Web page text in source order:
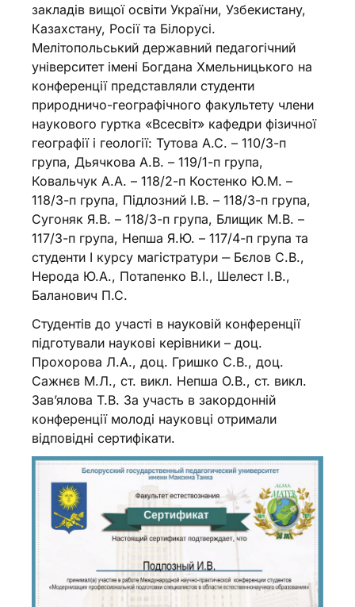
закладів вищої освіти України, Узбекистану,
Казахстану, Росії та Білорусі.
Мелітопольський державний педагогічний
університет імені Богдана Хмельницького на
конференції представляли студенти
природничо-географічного факультету члени
наукового гуртка «Всесвіт» кафедри фізичної
географії і геології: Тутова А.С. – 110/3-п
група, Дьячкова А.В. – 119/1-п група,
Ковальчук А.А. – 118/2-п Костенко Ю.М. –
118/3-п група, Підлозний І.В. – 118/3-п група,
Сугоняк Я.В. – 118/3-п група, Блищик М.В. –
117/3-п група, Непша Я.Ю. – 117/4-п група та
студенти І курсу магістратури ‒ Бєлов С.В.,
Нерода Ю.А., Потапенко В.І., Шелест І.В.,
Баланович П.С.
Студентів до участі в науковій конференції
підготували наукові керівники – доц.
Прохорова Л.А., доц. Гришко С.В., доц.
Сажнєв М.Л., ст. викл. Непша О.В., ст. викл.
Зав’ялова Т.В. За участь в закордонній
конференції молоді науковці отримали
відповідні сертифікати.